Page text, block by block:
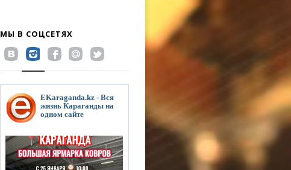
МЫ В СОЦСЕТЯХ
EKaraganda.kz - Вся
жизнь Караганды на
одном сайте